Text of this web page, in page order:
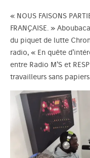
« NOUS FAISONS
FRANÇAISE. »
du piquet de lutte
radio, « En quête
entre Radio M’S et
travailleurs sans